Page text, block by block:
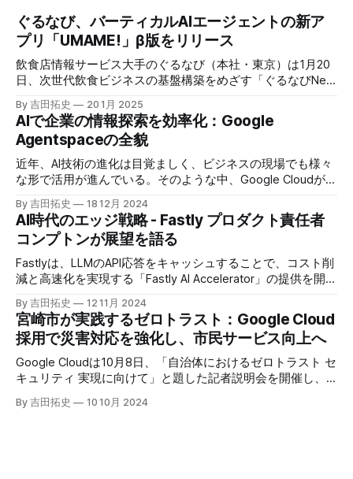
ぐるなび、バーティカルAIエージェントの新ア
プリ「UMAME!」β版をリリース
飲食店情報サービス大手のぐるなび（本社・東京）は1月20
日、次世代飲食ビジネスの基盤構築をめざす「ぐるなびNext
プロジェクト」の初成果として、新たな飲食店探索アプリ
「UMAME!（うまみー！）」のβ版を公開した。
By 吉田拓史 20 1月 2025
AIで企業の情報探索を効率化：Google
Agentspaceの全貌
近年、AI技術の進化は目覚ましく、ビジネスの現場でも様々
な形で活用が進んでいる。そのような中、Google Cloudが新
たに発表したGoogle Agentspaceは、いま注目を集めるAIエ
ージェントがエンタープライズITを大きく変革する予兆と言
えるだろう。
By 吉田拓史 18 12月 2024
AI時代のエッジ戦略 - Fastly プロダクト責任者
コンプトンが展望を語る
Fastlyは、LLMのAPI応答をキャッシュすることで、コスト削
減と高速化を実現する「Fastly AI Accelerator」の提供を開始
した。キップ・コンプトン最高プロダクト責任者（CPO）
は、類似した質問への応答を再利用し、効率的な処理を可能
にすると説明した。さらに、コンプトンは、エッジコンピュ
ーティングの利点を活かしたパーソナライズや、エッジにお
けるGPUの経済性、セキュリティへの取り組みなど、Fastly
のAI戦略について語った。
By 吉田拓史 12 11月 2024
宮崎市が実践するゼロトラスト：Google Cloud
採用で災害対応を強化し、市民サービス向上へ
Google Cloudは10月8日、「自治体におけるゼロトラスト セ
キュリティ 実現に向けて」と題した記者説明会を開催し、
自治体向けにゼロトラストセキュリティ導入を支援するプロ
グラムを発表した。宮崎市の事例では、Google Workspace
By 吉田拓史 10 10月 2024